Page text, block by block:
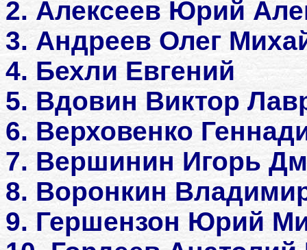
2. Алексеев Юрий
3. Андреев Олег
4. Бехли Евгений
5. Вдовин Виктор
6. Верховенко
7. Вершинин Игорь
8. Воронкин
9. Гершензон Юрий